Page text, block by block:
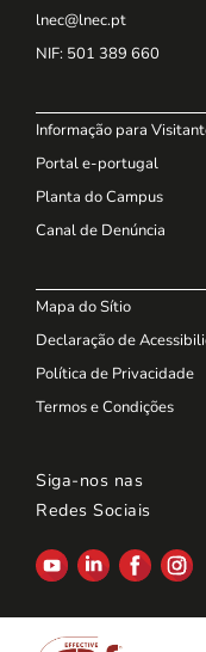
lnec@lnec.pt
NIF: 501 389 660
Informação para
Portal e-portugal
Planta do Campus
Canal de Denúncia
Mapa do Sítio
Declaração de
Política de Privacidade
Termos e Condições
Siga-nos nas
Redes Sociais